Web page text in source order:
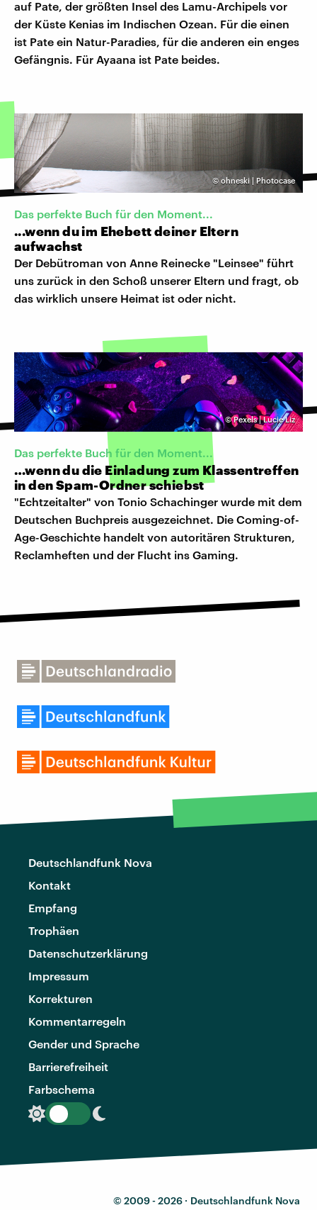
auf Pate, der größten Insel des Lamu-Archipels vor
der Küste Kenias im Indischen Ozean. Für die einen
ist Pate ein Natur-Paradies, für die anderen ein enges
Gefängnis. Für Ayaana ist Pate beides.
©ohneski | Photocase
Das perfekte Buch für den Moment...
...wenn du im Ehebett deiner Eltern
aufwachst
Der Debütroman von Anne Reinecke "Leinsee" führt
uns zurück in den Schoß unserer Eltern und fragt, ob
das wirklich unsere Heimat ist oder nicht.
©Pexels | Lucie Liz
Das perfekte Buch für den Moment...
…wenn du die Einladung zum Klassentreffen
in den Spam-Ordner schiebst
"Echtzeitalter" von Tonio Schachinger wurde mit dem
Deutschen Buchpreis ausgezeichnet. Die Coming-of-
Age-Geschichte handelt von autoritären Strukturen,
Reclamheften und der Flucht ins Gaming.
Deutschlandfunk Nova
Kontakt
Empfang
Trophäen
Datenschutzerklärung
Impressum
Korrekturen
Kommentarregeln
Gender und Sprache
Barrierefreiheit
Farbschema
© 2009 - 2026 · Deutschlandfunk Nova